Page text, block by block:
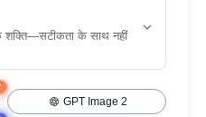
शक्ति—सटीकता के साथ नहीं
GPT Image 2